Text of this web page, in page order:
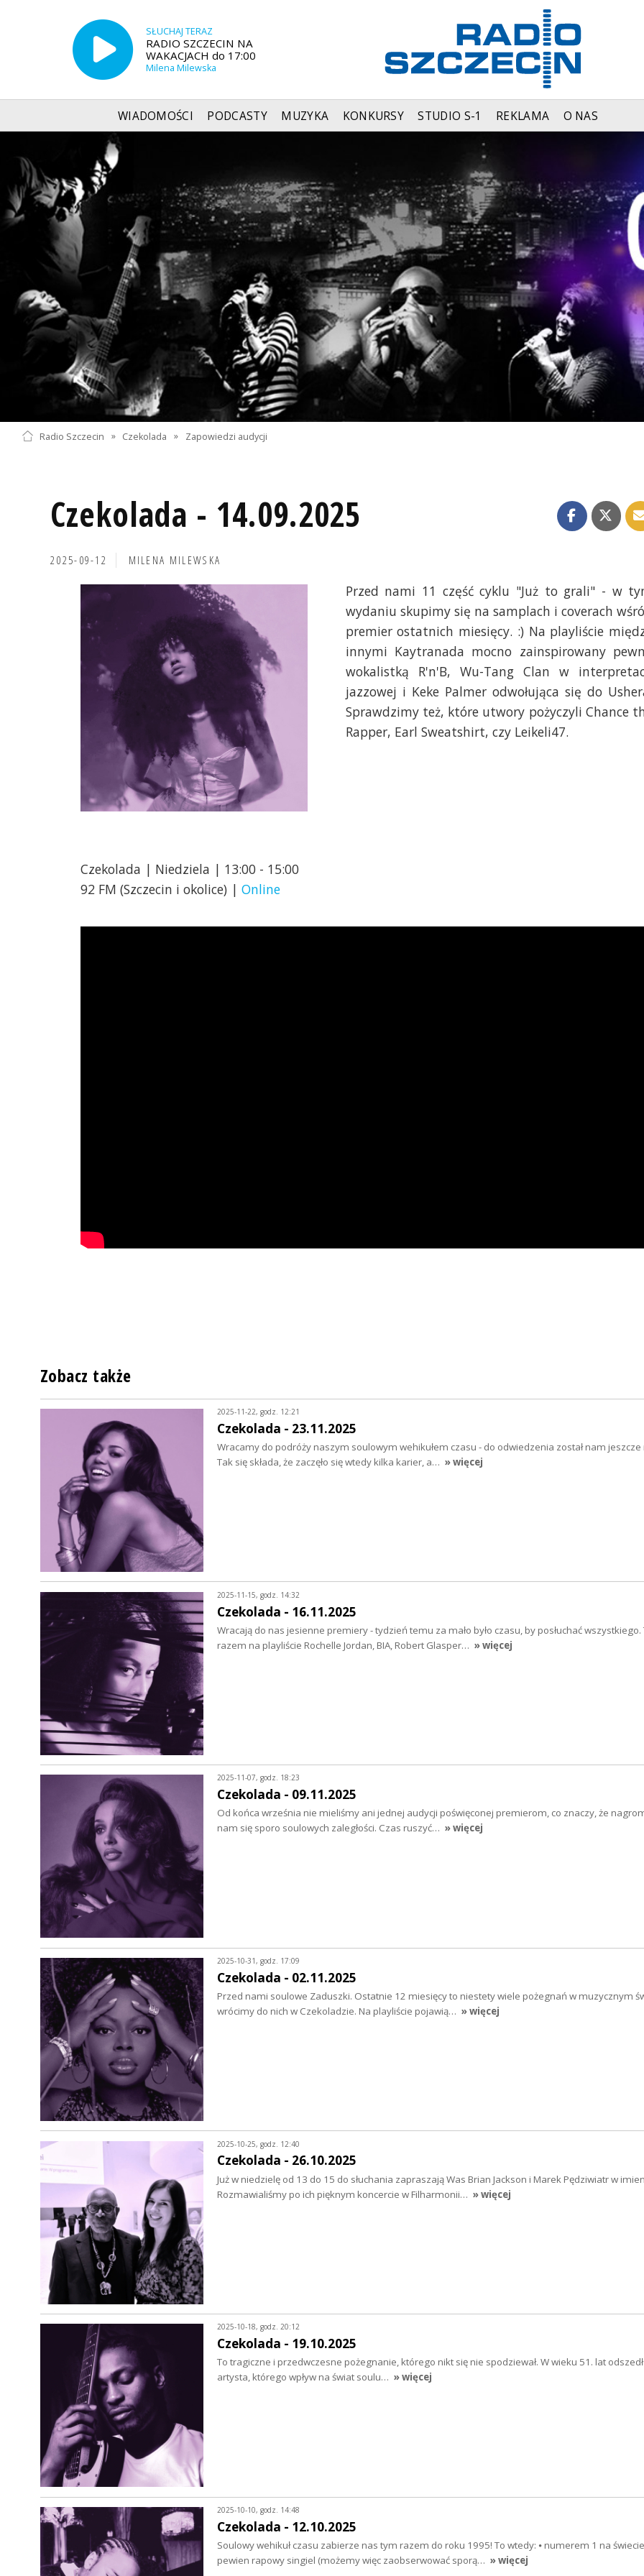
SŁUCHAJ TERAZ
RADIO SZCZECIN NA
WAKACJACH do 17:00
Milena Milewska
WIADOMOŚCI PODCASTY MUZYKA KONKURSY STUDIO S-1 REKLAMA O NAS
Radio Szczecin » Czekolada » Zapowiedzi audycji
Czekolada - 14.09.2025
2025-09-12 MILENA MILEWSKA
Przed nami 11 część cyklu "Już to grali" - w
wydaniu skupimy się na samplach i coverach
premier ostatnich miesięcy. :) Na playliście
innymi Kaytranada mocno zainspirowany
wokalistką R'n'B, Wu-Tang Clan w
jazzowej i Keke Palmer odwołująca się do
Sprawdzimy też, które utwory pożyczyli Chance
Rapper, Earl Sweatshirt, czy Leikeli47.
Czekolada | Niedziela | 13:00 - 15:00
92 FM (Szczecin i okolice) | Online
Zobacz także
2025-11-22, godz. 12:21
Czekolada - 23.11.2025
Wracamy do podróży naszym soulowym wehikułem czasu - do odwiedzenia został nam jeszcze
Tak się składa, że zaczęło się wtedy kilka karier, a… » więcej
2025-11-15, godz. 14:32
Czekolada - 16.11.2025
Wracają do nas jesienne premiery - tydzień temu za mało było czasu, by posłuchać wszystkiego.
razem na playliście Rochelle Jordan, BIA, Robert Glasper… » więcej
2025-11-07, godz. 18:23
Czekolada - 09.11.2025
Od końca września nie mieliśmy ani jednej audycji poświęconej premierom, co znaczy, że
nam się sporo soulowych zaległości. Czas ruszyć… » więcej
2025-10-31, godz. 17:09
Czekolada - 02.11.2025
Przed nami soulowe Zaduszki. Ostatnie 12 miesięcy to niestety wiele pożegnań w muzycznym
wrócimy do nich w Czekoladzie. Na playliście pojawią… » więcej
2025-10-25, godz. 12:40
Czekolada - 26.10.2025
Już w niedzielę od 13 do 15 do słuchania zapraszają Was Brian Jackson i Marek Pędziwiatr w
Rozmawialiśmy po ich pięknym koncercie w Filharmonii… » więcej
2025-10-18, godz. 20:12
Czekolada - 19.10.2025
To tragiczne i przedwczesne pożegnanie, którego nikt się nie spodziewał. W wieku 51. lat
artysta, którego wpływ na świat soulu… » więcej
2025-10-10, godz. 14:48
Czekolada - 12.10.2025
Soulowy wehikuł czasu zabierze nas tym razem do roku 1995! To wtedy: ⦁ numerem 1 na świecie
pewien rapowy singiel (możemy więc zaobserwować sporą… » więcej